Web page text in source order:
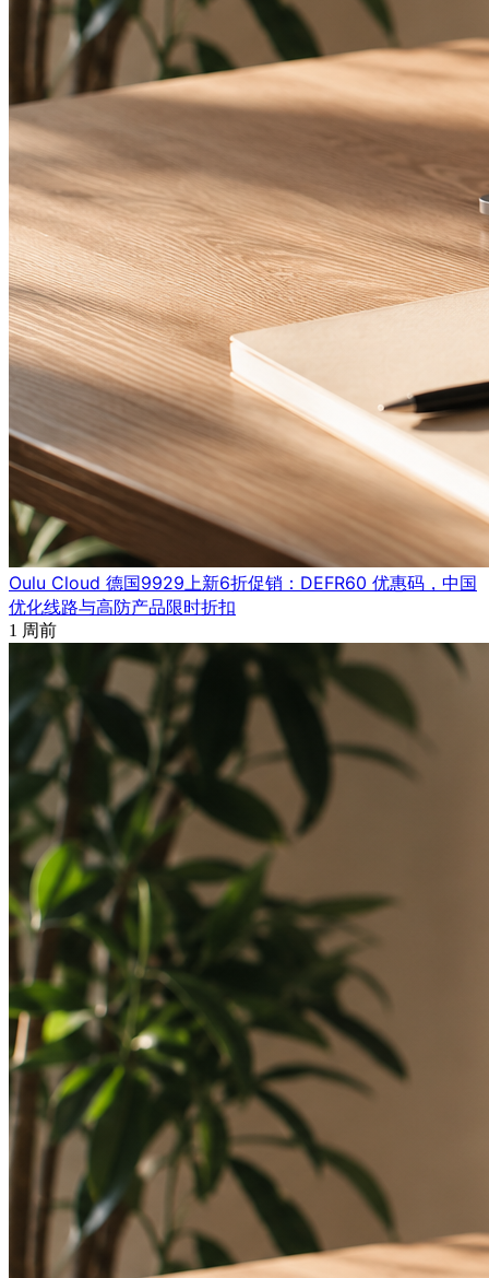
Oulu Cloud 德国9929上新6折促销：DEFR60 优惠码，中国
优化线路与高防产品限时折扣
1 周前